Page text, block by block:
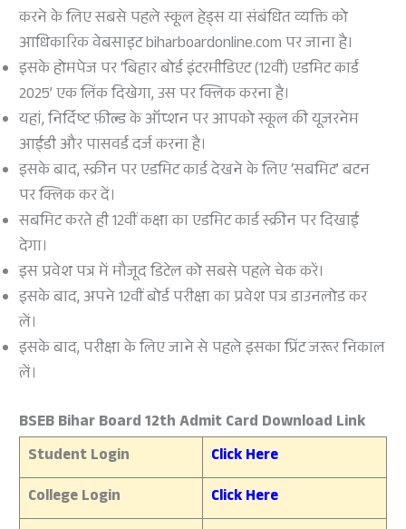
करने के लिए सबसे पहले स्कूल हेड्स या संबंधित व्यक्ति को
आधिकारिक वेबसाइट biharboardonline.com पर जाना है।
इसके होमपेज पर ‘बिहार बोर्ड इंटरमीडिएट (12वीं) एडमिट कार्ड
2025’ एक लिंक दिखेगा, उस पर क्लिक करना है।
यहां, निर्दिष्ट फ़ील्ड के ऑप्शन पर आपको स्कूल की यूजरनेम
आईडी और पासवर्ड दर्ज करना है।
इसके बाद, स्क्रीन पर एडमिट कार्ड देखने के लिए ‘सबमिट’ बटन
पर क्लिक कर दें।
सबमिट करते ही 12वीं कक्षा का एडमिट कार्ड स्क्रीन पर दिखाई
देगा।
इस प्रवेश पत्र में मौजूद डिटेल को सबसे पहले चेक करें।
इसके बाद, अपने 12वीं बोर्ड परीक्षा का प्रवेश पत्र डाउनलोड कर
लें।
इसके बाद, परीक्षा के लिए जाने से पहले इसका प्रिंट जरूर निकाल
लें।
BSEB Bihar Board 12th Admit Card Download Link
Student Login
Click Here
College Login
Click Here